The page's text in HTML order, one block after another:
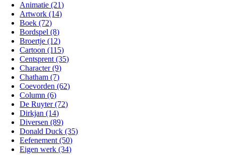
Animatie (21)
Artwork (14)
Boek (72)
Bordspel (8)
Broertje (12)
Cartoon (115)
Centsprent (35)
Character (9)
Chatham (7)
Coevorden (62)
Column (6)
De Ruyter (72)
Dirkjan (14)
Diversen (89)
Donald Duck (35)
Eefenement (50)
Eigen werk (34)